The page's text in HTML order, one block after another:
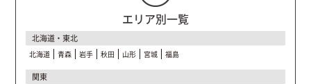
エリア別一覧
北海道・東北
北海道 青森 岩手 秋田 山形 宮城 福島
関東